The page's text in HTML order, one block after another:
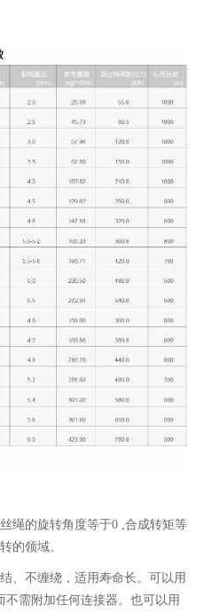
绳的旋转角度等于0 ,合成转矩等
的领域。
、不缠绕，适用寿命长。可以用
需附加任何连接器。也可以用